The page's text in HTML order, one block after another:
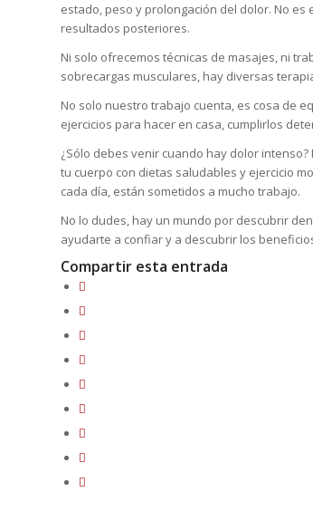
estado, peso y prolongación del dolor. No
resultados posteriores.
Ni solo ofrecemos técnicas de masajes, ni
sobrecargas musculares, hay diversas
No solo nuestro trabajo cuenta, es cosa de
ejercicios para hacer en casa, cumplirlos
¿Sólo debes venir cuando hay dolor
tu cuerpo con dietas saludables y ejercicio
cada día, están sometidos a mucho trabajo.
No lo dudes, hay un mundo por descubrir
ayudarte a confiar y a descubrir los
Compartir esta entrada